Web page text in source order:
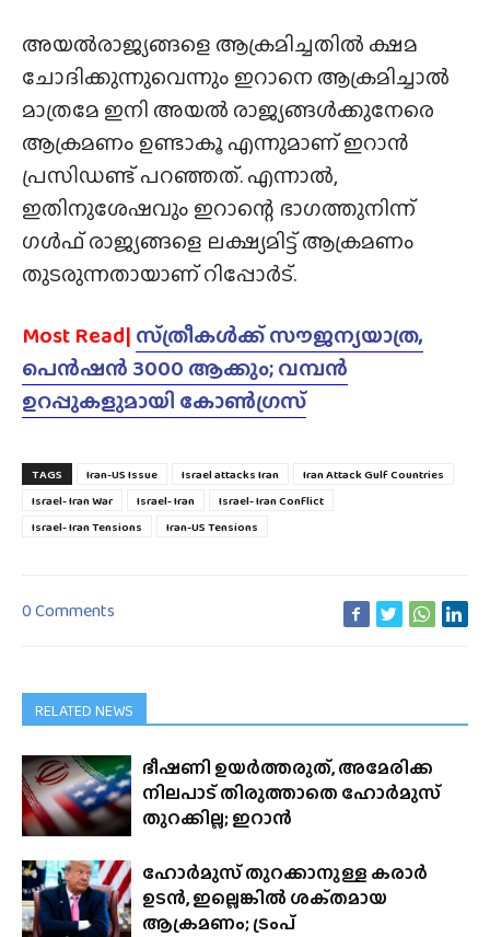
അയൽരാജ്യങ്ങളെ ആക്രമിച്ചതിൽ ക്ഷമ
ചോദിക്കുന്നുവെന്നും ഇറാനെ ആക്രമിച്ചാൽ
മാത്രമേ ഇനി അയൽ രാജ്യങ്ങൾക്കുനേരെ
ആക്രമണം ഉണ്ടാകൂ എന്നുമാണ് ഇറാൻ
പ്രസിഡണ്ട് പറഞ്ഞത്. എന്നാൽ,
ഇതിനുശേഷവും ഇറാന്റെ ഭാഗത്തുനിന്ന്
ഗൾഫ് രാജ്യങ്ങളെ ലക്ഷ്യമിട്ട് ആക്രമണം
തുടരുന്നതായാണ് റിപ്പോർട്.
Most Read| സ്‌ത്രീകൾക്ക് സൗജന്യയാത്ര,
പെൻഷൻ 3000 ആക്കും; വമ്പൻ
ഉറപ്പുകളുമായി കോൺഗ്രസ്
TAGS Iran-US Issue Israel attacks Iran
Iran Attack Gulf Countries
Israel- Iran War
Israel- Iran
Israel- Iran Conflict
Israel- Iran Tensions
Iran-US Tensions
0 Comments
RELATED NEWS
ഭീഷണി ഉയർത്തരുത്, അമേരിക്ക
നിലപാട് തിരുത്താതെ ഹോർമുസ്
തുറക്കില്ല; ഇറാൻ
ഹോർമുസ് തുറക്കാനുള്ള കരാർ
ഉടൻ, ഇല്ലെങ്കിൽ ശക്‌തമായ
ആക്രമണം; ട്രംപ്